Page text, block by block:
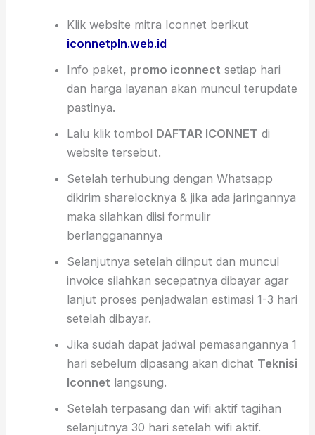
Klik website mitra Iconnet berikut
iconnetpln.web.id
Info paket, promo iconnect setiap hari
dan harga layanan akan muncul terupdate
pastinya.
Lalu klik tombol DAFTAR ICONNET di
website tersebut.
Setelah terhubung dengan Whatsapp
dikirim sharelocknya & jika ada jaringannya
maka silahkan diisi formulir
berlangganannya
Selanjutnya setelah diinput dan muncul
invoice silahkan secepatnya dibayar agar
lanjut proses penjadwalan estimasi 1-3 hari
setelah dibayar.
Jika sudah dapat jadwal pemasangannya 1
hari sebelum dipasang akan dichat Teknisi
Iconnet langsung.
Setelah terpasang dan wifi aktif tagihan
selanjutnya 30 hari setelah wifi aktif.